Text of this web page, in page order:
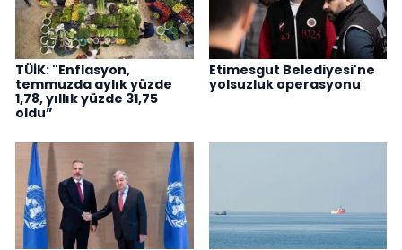
TÜİK: "Enflasyon,
temmuzda aylık yüzde
1,78, yıllık yüzde 31,75
oldu”
Etimesgut Belediyesi'ne
yolsuzluk operasyonu